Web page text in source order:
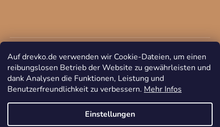
Auf drevko.de verwenden wir Cookie-Dateien, um einen
reibungslosen Betrieb der Website zu gewährleisten und
dank Analysen die Funktionen, Leistung und
Benutzerfreundlichkeit zu verbessern. Mehr Infos
Einstellungen
Copyright 2026DREVKO. Alle Rechte vorbehalten.